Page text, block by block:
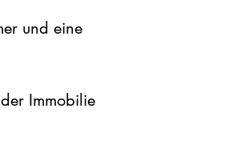
und eine
Immobilie